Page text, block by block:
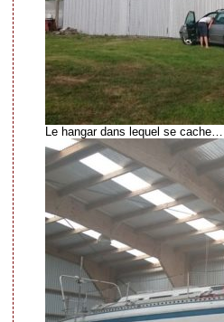
Le hangar dans lequel se cache…